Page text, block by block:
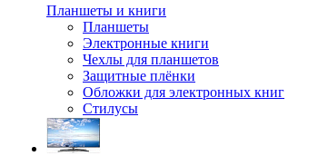
Планшеты и книги
Планшеты
Электронные книги
Чехлы для планшетов
Защитные плёнки
Обложки для электронных книг
Стилусы